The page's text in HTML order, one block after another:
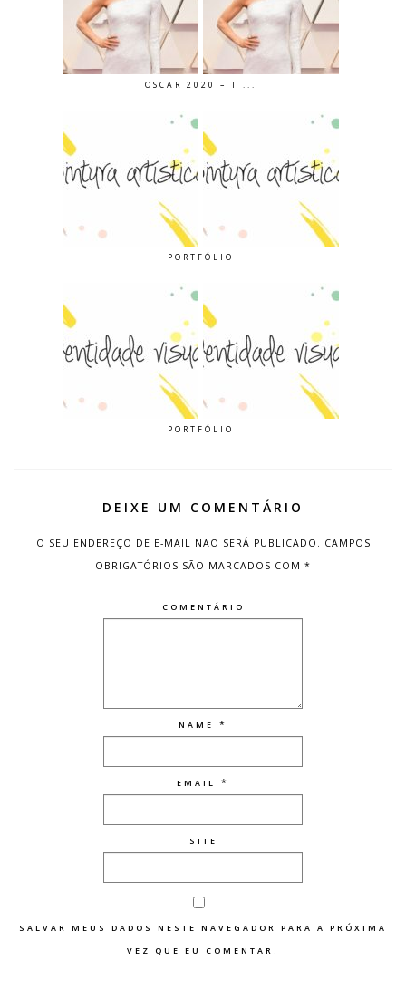
OSCAR 2020 – T ...
PORTFÓLIO
PORTFÓLIO
DEIXE UM COMENTÁRIO
O SEU ENDEREÇO DE E-MAIL NÃO SERÁ PUBLICADO. CAMPOS
OBRIGATÓRIOS SÃO MARCADOS COM *
COMENTÁRIO
NAME *
EMAIL *
SITE
SALVAR MEUS DADOS NESTE NAVEGADOR PARA A PRÓXIMA
VEZ QUE EU COMENTAR.